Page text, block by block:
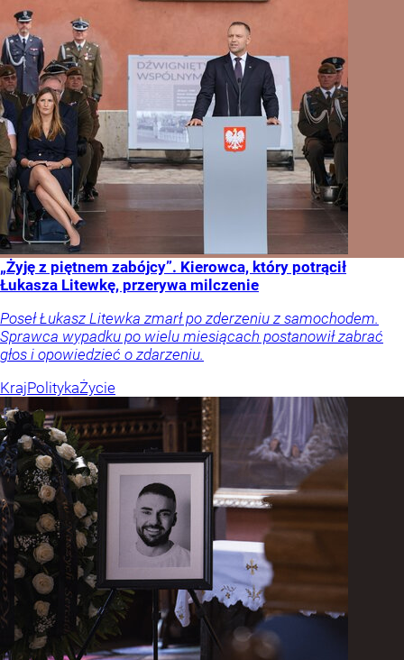
„Żyję z piętnem zabójcy”. Kierowca, który potrącił
Łukasza Litewkę, przerywa milczenie
Poseł Łukasz Litewka zmarł po zderzeniu z samochodem.
Sprawca wypadku po wielu miesiącach postanowił zabrać
głos i opowiedzieć o zdarzeniu.
KrajPolitykaŻycie